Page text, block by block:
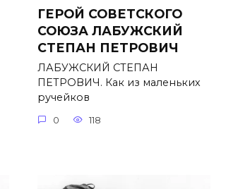
ГЕРОЙ СОВЕТСКОГО
СОЮЗА ЛАБУЖСКИЙ
СТЕПАН ПЕТРОВИЧ
ЛАБУЖСКИЙ СТЕПАН
ПЕТРОВИЧ. Как из маленьких
ручейков
0 118